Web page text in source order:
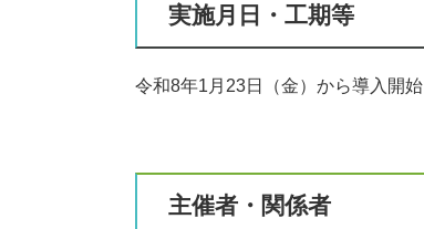
実施月日・工期等
令和8年1月23日（金）から導入開始
主催者・関係者